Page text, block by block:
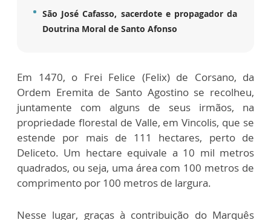
São José Cafasso, sacerdote e propagador da
Doutrina Moral de Santo Afonso
Em 1470, o Frei Felice (Felix) de Corsano, da
Ordem Eremita de Santo Agostino se recolheu,
juntamente com alguns de seus irmãos, na
propriedade florestal de Valle, em Vincolis, que se
estende por mais de 111 hectares, perto de
Deliceto. Um hectare equivale a 10 mil metros
quadrados, ou seja, uma área com 100 metros de
comprimento por 100 metros de largura.
Nesse lugar, graças à contribuição do Marquês